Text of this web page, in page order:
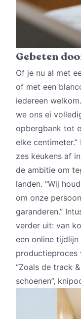
Gebeten
Of je nu al met
of met een
iedereen
we ons ei
opbergbank tot
elke
zes keukens af
de ambitie om
landen. “Wij
om onze
garanderen.”
verder uit: van
een online
productieproces
“Zoals de track
schoenen”,